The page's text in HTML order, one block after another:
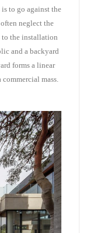
to go against the
neglect the
to the installation
and a backyard
forms a linear
mass.